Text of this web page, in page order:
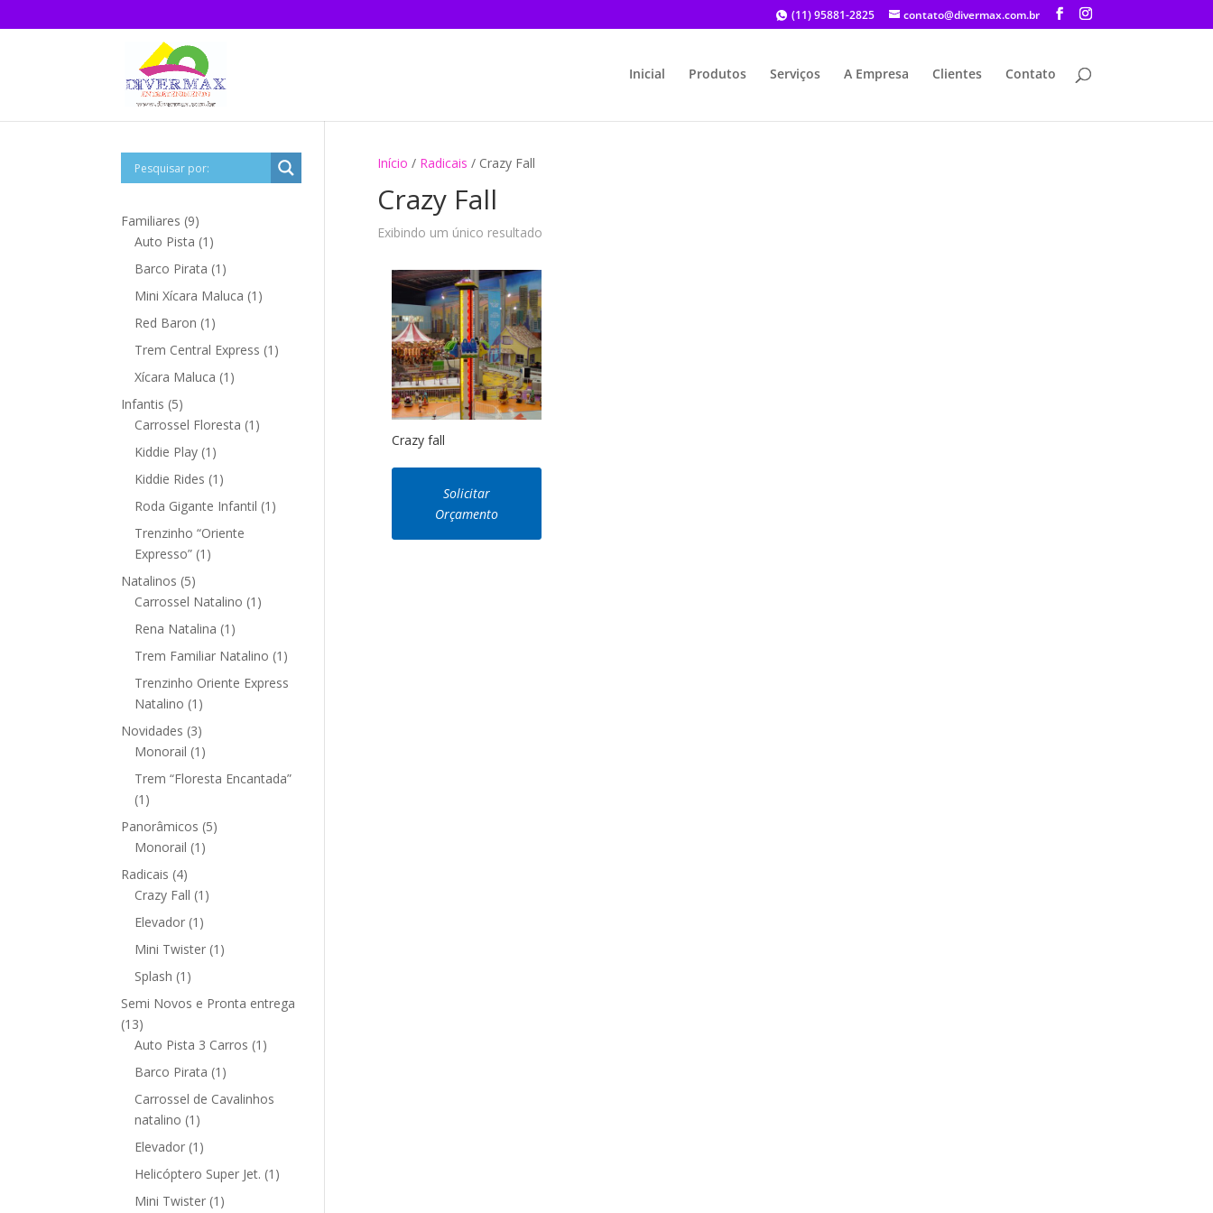
(11) 95881-2825 contato@divermax.com.br
Inicial Produtos Serviços A Empresa Clientes Contato
Início / Radicais / Crazy Fall
Crazy Fall
Exibindo um único resultado
Crazy fall
Solicitar
Orçamento
Familiares 99
produtos
Auto Pista 1 1
produto
Barco Pirata 1 1
produto
Mini Xícara Maluca 1 1
Red Baron 1 1
produto
Trem Central Express 1 1
Xícara Maluca 1 1
Infantis 55
produtos
Carrossel Floresta 1 1
Kiddie Play 1 1
produto
Kiddie Rides 1 1
produto
Roda Gigante Infantil 1 1
Trenzinho “Oriente
Expresso” 1 1
Natalinos 55
produtos
Carrossel Natalino 1 1
Rena Natalina 1 1
produto
Trem Familiar Natalino 1 1
Trenzinho Oriente Express
Natalino 1 1
produto
Novidades 33
produtos
Monorail 1 1
produto
Trem “Floresta Encantada”
1 1
produto
Panorâmicos 55
Monorail 1 1
Radicais 44
produtos
Crazy Fall 1 1
Elevador 1 1
produto
Mini Twister 1 1
Splash 1 1
produto
Semi Novos e Pronta entrega
1313
produtos
Auto Pista 3 Carros 1 1
Barco Pirata 1 1
produto
Carrossel de Cavalinhos
natalino 1 1
produto
Elevador 1 1
produto
Helicóptero Super Jet. 1 1
Mini Twister 1 1